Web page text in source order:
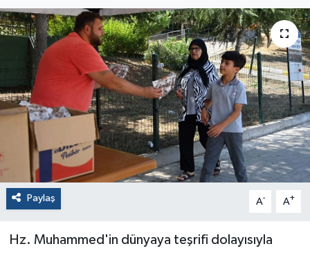
Paylaş A- A+
Hz. Muhammed'in dünyaya teşrifi dolayısıyla